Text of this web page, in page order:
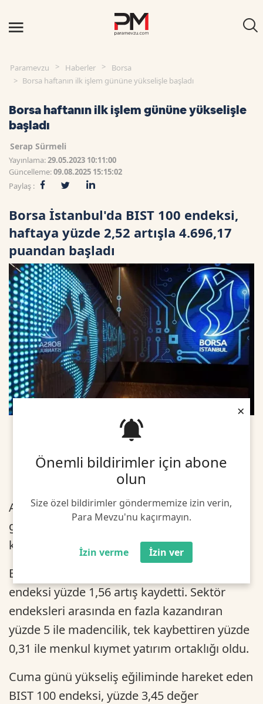
Önemli bildirimler için abone
olun
Size özel bildirimler göndermemize izin verin,
Para Mevzu'nu kaçırmayın.
İzin verme İzin ver
×
Paramevzu Haberler
Borsa
Borsa haftanın ilk işlem gününe yükselişle başladı
Borsa haftanın ilk işlem gününe yükselişle
başladı
Serap Sürmeli
Yayınlama:29.05.2023 10:11:00
Güncelleme:09.08.2025 15:15:02
Paylaş :
Borsa İstanbul'da BIST 100 endeksi,
haftaya yüzde 2,52 artışla 4.696,17
puandan başladı
Açılışta BIST 100 endeksi, önceki kapanışa
göre 115,49 puan ve yüzde 2,52 değer
kazanarak 4.696,17 puana çıktı.
Bankacılık endeksi yüzde 1,38 ve holding
endeksi yüzde 1,56 artış kaydetti. Sektör
endeksleri arasında en fazla kazandıran
yüzde 5 ile madencilik, tek kaybettiren yüzde
0,31 ile menkul kıymet yatırım ortaklığı oldu.
Cuma günü yükseliş eğiliminde hareket eden
BIST 100 endeksi, yüzde 3,45 değer